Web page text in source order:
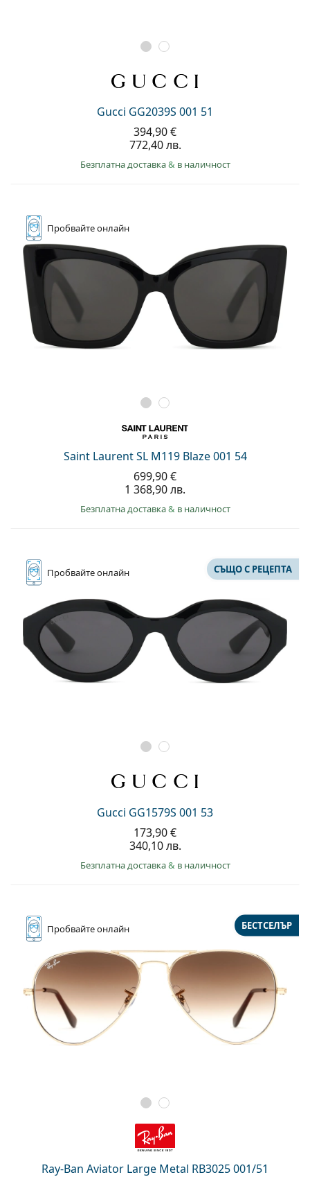
Gucci GG2039S 001 51
394,90 €
772,40 лв.
Безплатна доставка& в наличност
Пробвайтеонлайн
Saint Laurent SL M119 Blaze 001 54
699,90 €
1 368,90 лв.
Безплатна доставка& в наличност
Пробвайтеонлайн
Gucci GG1579S 001 53
СЪЩО С РЕЦЕПТА
173,90 €
340,10 лв.
Безплатна доставка& в наличност
Пробвайтеонлайн
Ray-Ban Aviator Large Metal RB3025 001/51
БЕСТСЕЛЪР